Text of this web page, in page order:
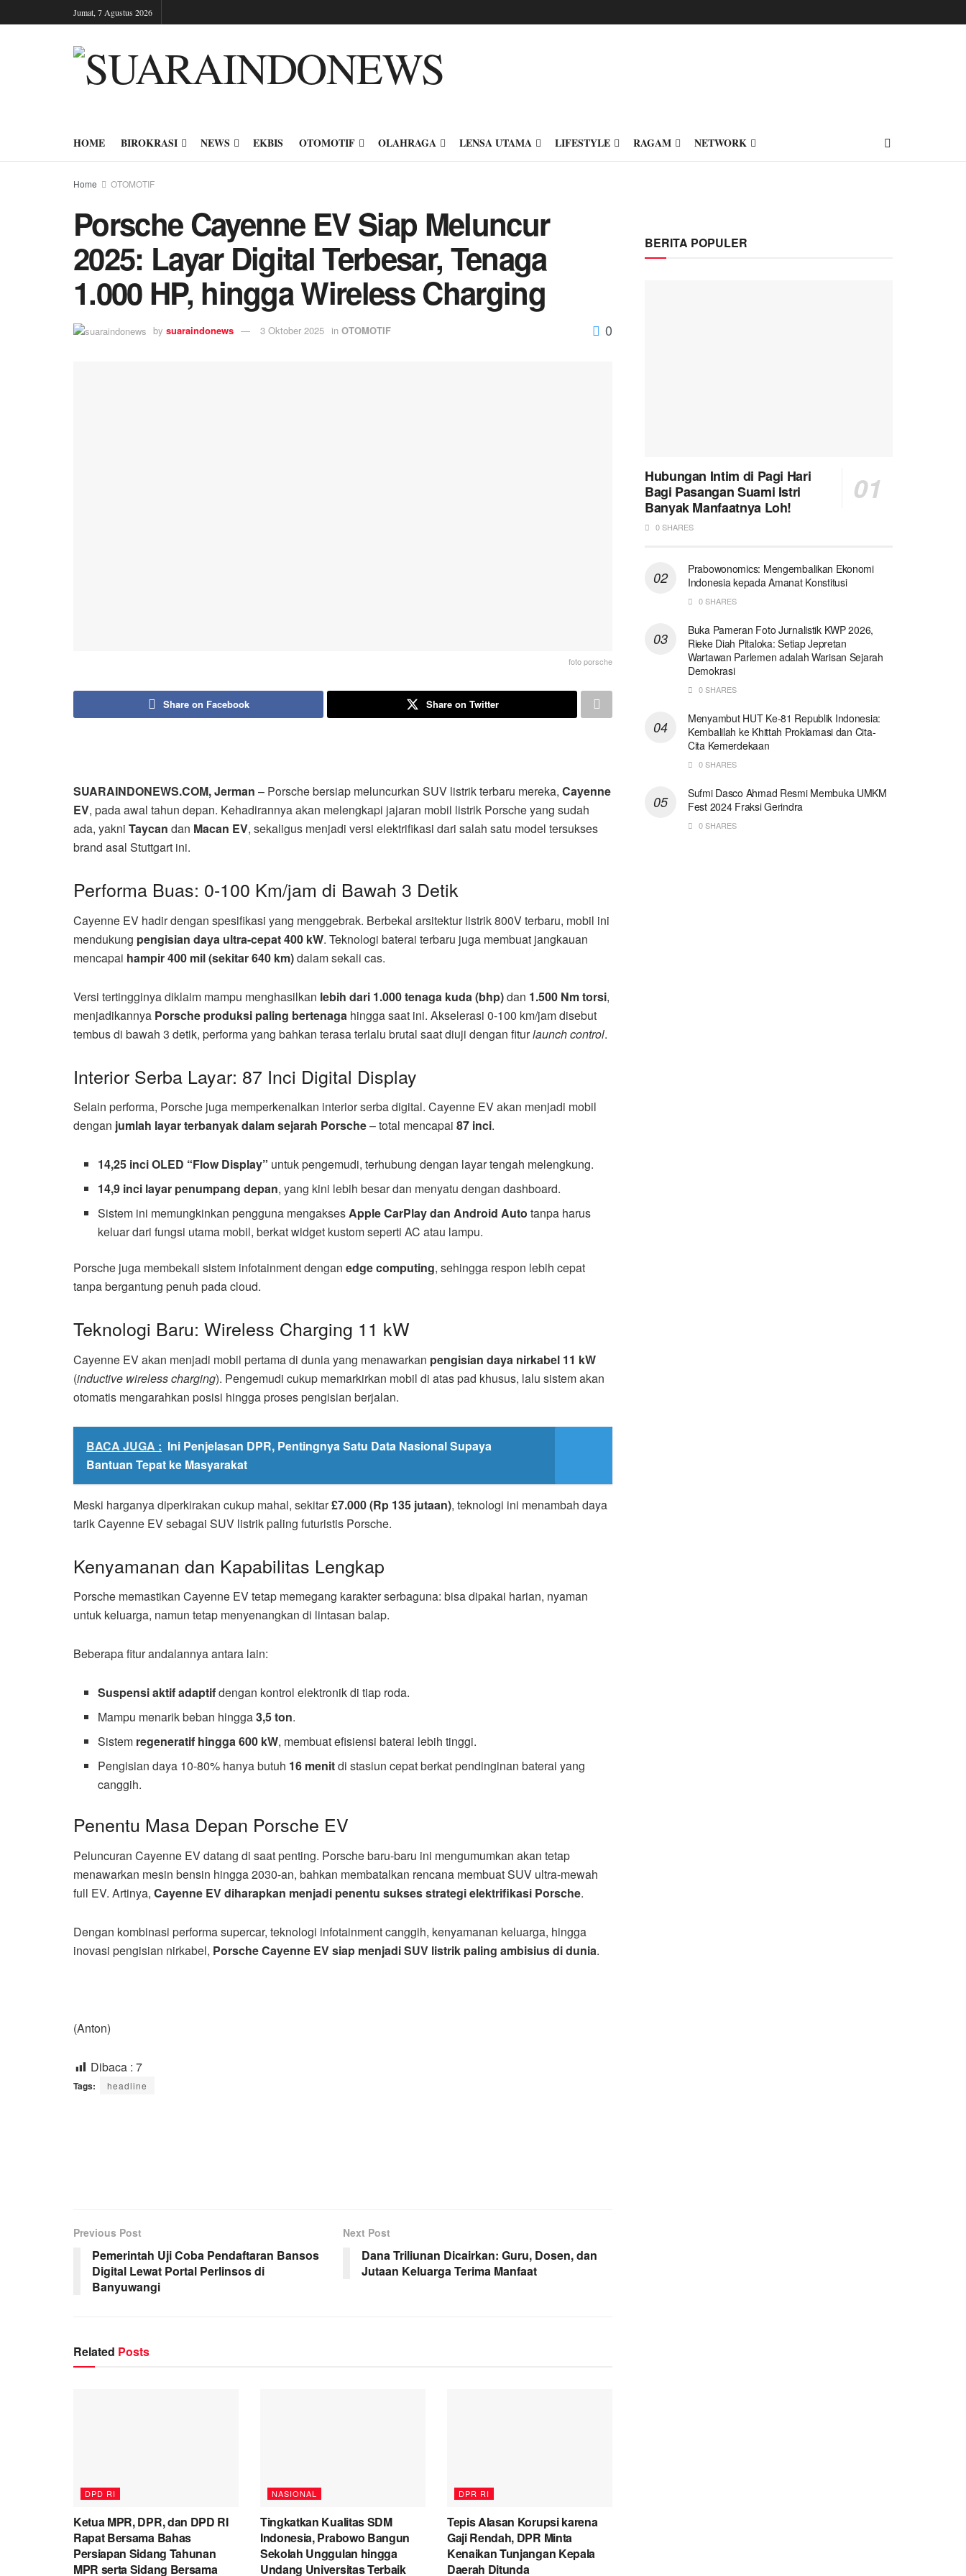
Jumat, 7 Agustus 2026
HOME BIROKRASI NEWS EKBIS OTOMOTIF OLAHRAGA LENSA UTAMA LIFESTYLE RAGAM NETWORK
Home OTOMOTIF
Porsche Cayenne EV Siap Meluncur
2025: Layar Digital Terbesar, Tenaga
1.000 HP, hingga Wireless Charging
by suaraindonews 3 Oktober 2025 in OTOMOTIF 0
foto porsche
Share on Facebook Share on Twitter
SUARAINDONEWS.COM, Jerman – Porsche bersiap meluncurkan SUV listrik terbaru mereka, Cayenne
EV, pada awal tahun depan. Kehadirannya akan melengkapi jajaran mobil listrik Porsche yang sudah
ada, yakni Taycan dan Macan EV, sekaligus menjadi versi elektrifikasi dari salah satu model tersukses
brand asal Stuttgart ini.
Performa Buas: 0-100 Km/jam di Bawah 3 Detik
Cayenne EV hadir dengan spesifikasi yang menggebrak. Berbekal arsitektur listrik 800V terbaru, mobil ini
mendukung pengisian daya ultra-cepat 400 kW. Teknologi baterai terbaru juga membuat jangkauan
mencapai hampir 400 mil (sekitar 640 km)dalam sekali cas.
Versi tertingginya diklaim mampu menghasilkan lebih dari 1.000 tenaga kuda (bhp)dan 1.500 Nm torsi,
menjadikannya Porsche produksi paling bertenaga hingga saat ini. Akselerasi 0-100 km/jam disebut
tembus di bawah 3 detik, performa yang bahkan terasa terlalu brutal saat diuji dengan fiturlaunch control.
Interior Serba Layar: 87 Inci Digital Display
Selain performa, Porsche juga memperkenalkan interior serba digital. Cayenne EV akan menjadi mobil
dengan jumlah layar terbanyak dalam sejarah Porsche– total mencapai 87 inci.
14,25 inci OLED “Flow Display” untuk pengemudi, terhubung dengan layar tengah melengkung.
14,9 inci layar penumpang depan, yang kini lebih besar dan menyatu dengan dashboard.
Sistem ini memungkinkan pengguna mengaksesApple CarPlay dan Android Auto tanpa harus
keluar dari fungsi utama mobil, berkat widget kustom seperti AC atau lampu.
Porsche juga membekali sistem infotainment dengan edge computing, sehingga respon lebih cepat
tanpa bergantung penuh pada cloud.
Teknologi Baru: Wireless Charging 11 kW
Cayenne EV akan menjadi mobil pertama di dunia yang menawarkan pengisian daya nirkabel 11 kW
(inductive wireless charging). Pengemudi cukup memarkirkan mobil di atas pad khusus, lalu sistem akan
otomatis mengarahkan posisi hingga proses pengisian berjalan.
BACA JUGA : Ini Penjelasan DPR, Pentingnya Satu Data Nasional Supaya
Bantuan Tepat ke Masyarakat
Meski harganya diperkirakan cukup mahal, sekitar£7.000 (Rp 135 jutaan), teknologi ini menambah daya
tarik Cayenne EV sebagai SUV listrik paling futuristis Porsche.
Kenyamanan dan Kapabilitas Lengkap
Porsche memastikan Cayenne EV tetap memegang karakter serbaguna: bisa dipakai harian, nyaman
untuk keluarga, namun tetap menyenangkan di lintasan balap.
Beberapa fitur andalannya antara lain:
Suspensi aktif adaptifdengan kontrol elektronik di tiap roda.
Mampu menarik beban hingga3,5 ton.
Sistem regeneratif hingga 600 kW, membuat efisiensi baterai lebih tinggi.
Pengisian daya 10-80% hanya butuh 16 menitdi stasiun cepat berkat pendinginan baterai yang
canggih.
Penentu Masa Depan Porsche EV
Peluncuran Cayenne EV datang di saat penting. Porsche baru-baru ini mengumumkan akan tetap
menawarkan mesin bensin hingga 2030-an, bahkan membatalkan rencana membuat SUV ultra-mewah
full EV. Artinya, Cayenne EV diharapkan menjadi penentu sukses strategi elektrifikasi Porsche.
Dengan kombinasi performa supercar, teknologi infotainment canggih, kenyamanan keluarga, hingga
inovasi pengisian nirkabel, Porsche Cayenne EV siap menjadi SUV listrik paling ambisius di dunia.
(Anton)
Dibaca : 7
Tags: headline
Previous Post
Pemerintah Uji Coba Pendaftaran Bansos
Digital Lewat Portal Perlinsos di
Banyuwangi
Next Post
Dana Triliunan Dicairkan: Guru, Dosen, dan
Jutaan Keluarga Terima Manfaat
Related Posts
DPD RI
Ketua MPR, DPR, dan DPD RI
Rapat Bersama Bahas
Persiapan Sidang Tahunan
MPR serta Sidang Bersama
NASIONAL
Tingkatkan Kualitas SDM
Indonesia, Prabowo Bangun
Sekolah Unggulan hingga
Undang Universitas Terbaik
DPR RI
Tepis Alasan Korupsi karena
Gaji Rendah, DPR Minta
Kenaikan Tunjangan Kepala
Daerah Ditunda
BERITA POPULER
Hubungan Intim di Pagi Hari
Bagi Pasangan Suami Istri
Banyak Manfaatnya Loh!
0 SHARES
Prabowonomics: Mengembalikan Ekonomi
Indonesia kepada Amanat Konstitusi
0 SHARES
Buka Pameran Foto Jurnalistik KWP 2026,
Rieke Diah Pitaloka: Setiap Jepretan
Wartawan Parlemen adalah Warisan Sejarah
Demokrasi
0 SHARES
Menyambut HUT Ke-81 Republik Indonesia:
Kembalilah ke Khittah Proklamasi dan Cita-
Cita Kemerdekaan
0 SHARES
Sufmi Dasco Ahmad Resmi Membuka UMKM
Fest 2024 Fraksi Gerindra
0 SHARES